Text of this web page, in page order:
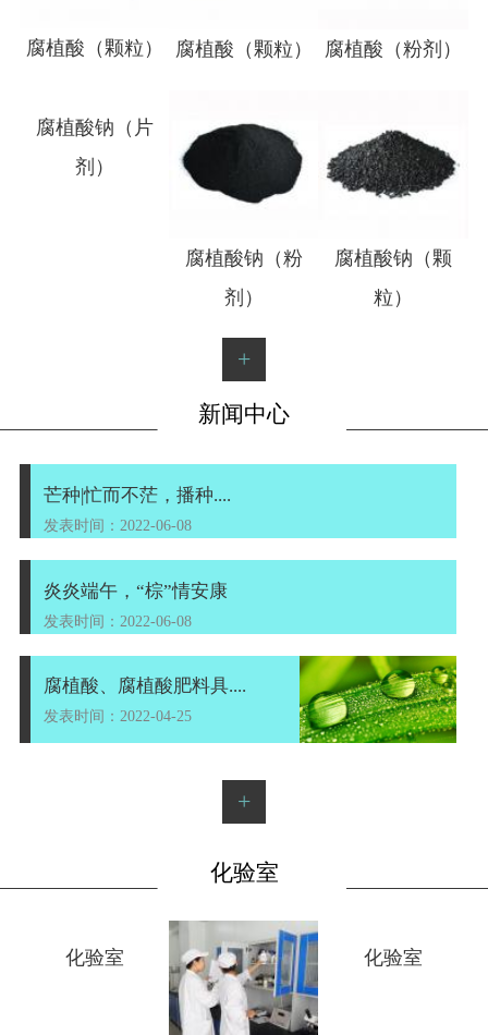
1
腐植酸（颗粒） 腐植酸（颗粒） 腐植酸（粉剂）
腐植酸钠（粉
剂）
腐植酸钠（颗
粒）
+
新闻中心
芒种|忙而不茫，播种....
发表时间：2022-06-08
炎炎端午，“棕”情安康
发表时间：2022-06-08
腐植酸、腐植酸肥料具....
发表时间：2022-04-25
+
化验室
化验室 化验室 化验室
+